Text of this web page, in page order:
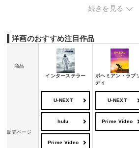
洋画のおすすめランキング｜ミステリー・
洋画のおすすめランキング｜恋愛・ラブロマ
続きを見る
洋画のおすすめ注目作品
商品
インターステラー
ボヘミアン・ラプ
ディ
販売ページ
U-NEXT
hulu
Prime Video
U-NEXT
Prime Video